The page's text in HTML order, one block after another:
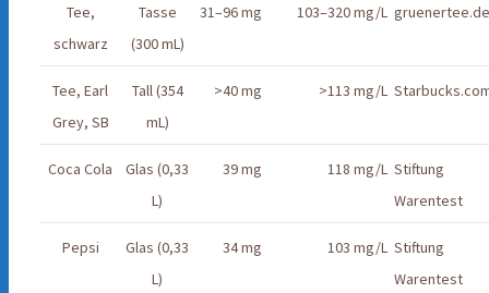
Tee,
schwarz
Tasse
(300 mL)
31–96 mg 103–320 mg/L gruenertee.de
Tee, Earl
Grey, SB
Tall (354
mL)
>40 mg >113 mg/L
Coca Cola
Glas (0,33
L)
39 mg 118 mg/L Stiftung
Warentest
Pepsi
Glas (0,33
L)
34 mg 103 mg/L Stiftung
Warentest